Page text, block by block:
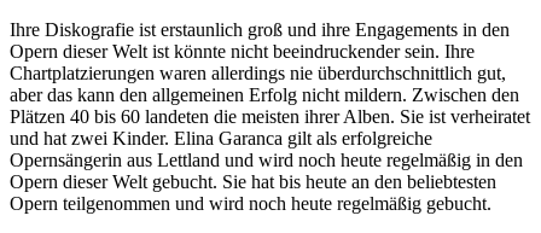
Ihre Diskografie ist erstaunlich groß und ihre Engagements in den
Opern dieser Welt ist könnte nicht beeindruckender sein. Ihre
Chartplatzierungen waren allerdings nie überdurchschnittlich gut,
aber das kann den allgemeinen Erfolg nicht mildern. Zwischen den
Plätzen 40 bis 60 landeten die meisten ihrer Alben. Sie ist verheiratet
und hat zwei Kinder. Elina Garanca gilt als erfolgreiche
Opernsängerin aus Lettland und wird noch heute regelmäßig in den
Opern dieser Welt gebucht. Sie hat bis heute an den beliebtesten
Opern teilgenommen und wird noch heute regelmäßig gebucht.